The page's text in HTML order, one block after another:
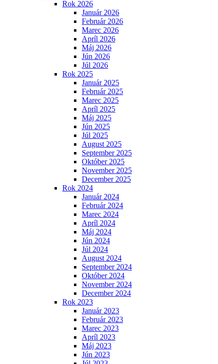
Rok 2026
Január 2026
Február 2026
Marec 2026
Apríl 2026
Máj 2026
Jún 2026
Júl 2026
Rok 2025
Január 2025
Február 2025
Marec 2025
Apríl 2025
Máj 2025
Jún 2025
Júl 2025
August 2025
September 2025
Október 2025
November 2025
December 2025
Rok 2024
Január 2024
Február 2024
Marec 2024
Apríl 2024
Máj 2024
Jún 2024
Júl 2024
August 2024
September 2024
Október 2024
November 2024
December 2024
Rok 2023
Január 2023
Február 2023
Marec 2023
Apríl 2023
Máj 2023
Jún 2023